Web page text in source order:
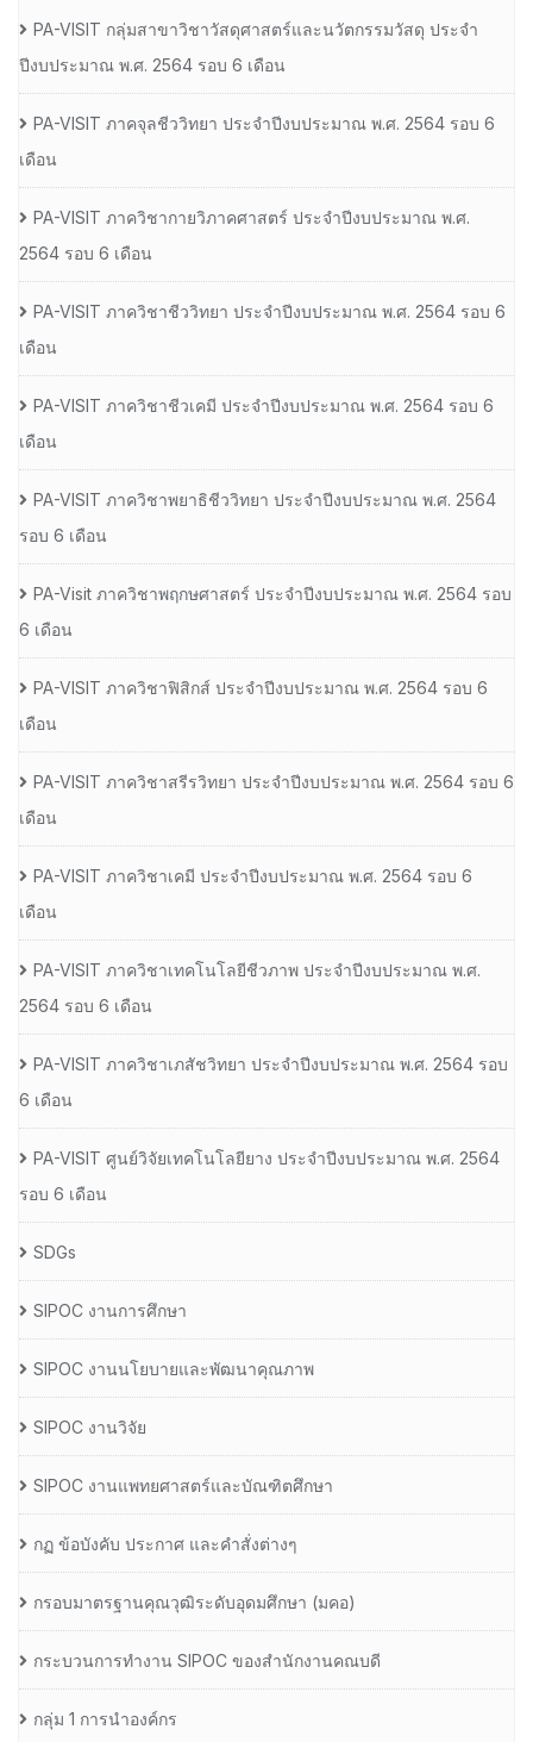
PA-VISIT กลุ่มสาขาวิชาวัสดุศาสตร์และนวัตกรรมวัสดุ ประจำ
ปีงบประมาณ พ.ศ. 2564 รอบ 6 เดือน
PA-VISIT ภาคจุลชีววิทยา ประจำปีงบประมาณ พ.ศ. 2564 รอบ 6
เดือน
PA-VISIT ภาควิชากายวิภาคศาสตร์ ประจำปีงบประมาณ พ.ศ.
2564 รอบ 6 เดือน
PA-VISIT ภาควิชาชีววิทยา ประจำปีงบประมาณ พ.ศ. 2564 รอบ 6
เดือน
PA-VISIT ภาควิชาชีวเคมี ประจำปีงบประมาณ พ.ศ. 2564 รอบ 6
เดือน
PA-VISIT ภาควิชาพยาธิชีววิทยา ประจำปีงบประมาณ พ.ศ. 2564
รอบ 6 เดือน
PA-Visit ภาควิชาพฤกษศาสตร์ ประจำปีงบประมาณ พ.ศ. 2564 รอบ
6 เดือน
PA-VISIT ภาควิชาฟิสิกส์ ประจำปีงบประมาณ พ.ศ. 2564 รอบ 6
เดือน
PA-VISIT ภาควิชาสรีรวิทยา ประจำปีงบประมาณ พ.ศ. 2564 รอบ 6
เดือน
PA-VISIT ภาควิชาเคมี ประจำปีงบประมาณ พ.ศ. 2564 รอบ 6
เดือน
PA-VISIT ภาควิชาเทคโนโลยีชีวภาพ ประจำปีงบประมาณ พ.ศ.
2564 รอบ 6 เดือน
PA-VISIT ภาควิชาเภสัชวิทยา ประจำปีงบประมาณ พ.ศ. 2564 รอบ
6 เดือน
PA-VISIT ศูนย์วิจัยเทคโนโลยียาง ประจำปีงบประมาณ พ.ศ. 2564
รอบ 6 เดือน
SDGs
SIPOC งานการศึกษา
SIPOC งานนโยบายและพัฒนาคุณภาพ
SIPOC งานวิจัย
SIPOC งานแพทยศาสตร์และบัณฑิตศึกษา
กฏ ข้อบังคับ ประกาศ และคำสั่งต่างๆ
กรอบมาตรฐานคุณวุฒิระดับอุดมศึกษา (มคอ)
กระบวนการทำงาน SIPOC ของสำนักงานคณบดี
กลุ่ม 1 การนำองค์กร